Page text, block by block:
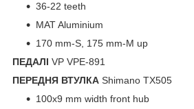
36-22 teeth
MAT Aluminium
170 mm-S, 175 mm-M up
ПЕДАЛІ VP VPE-891
ПЕРЕДНЯ ВТУЛКА Shimano TX505
100x9 mm width front hub